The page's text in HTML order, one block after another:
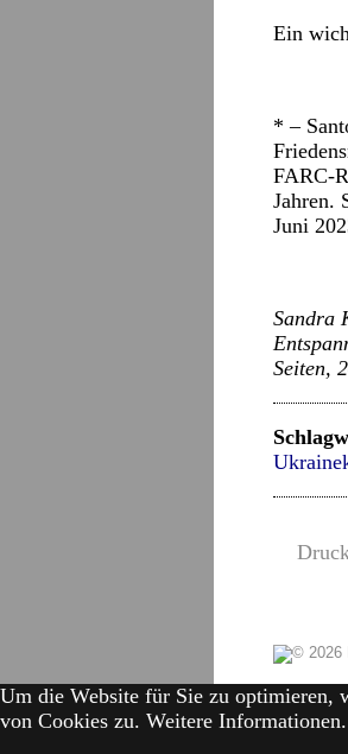
Ein
* –
FARC-
Jahren.
Juni
Sandra
Seiten,
Um die Website für Sie zu optimieren,
von Cookies zu. Weitere Informationen.